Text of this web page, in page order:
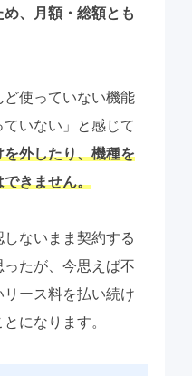
、月額・総額とも
使っていない機能
いない」と感じて
外したり、機種を
きません。
ないまま契約する
たが、今思えば不
ース料を払い続け
になります。